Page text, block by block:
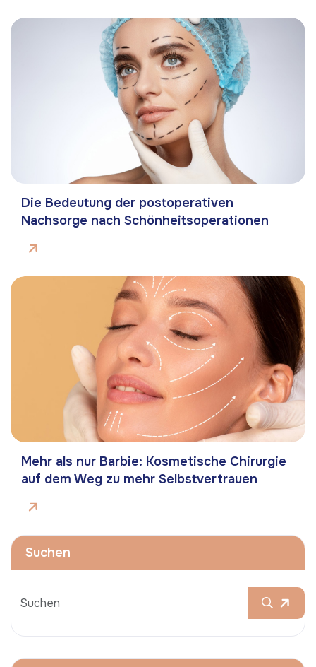
Die Bedeutung der postoperativen
Nachsorge nach Schönheitsoperationen
Mehr als nur Barbie: Kosmetische Chirurgie
auf dem Weg zu mehr Selbstvertrauen
Suchen